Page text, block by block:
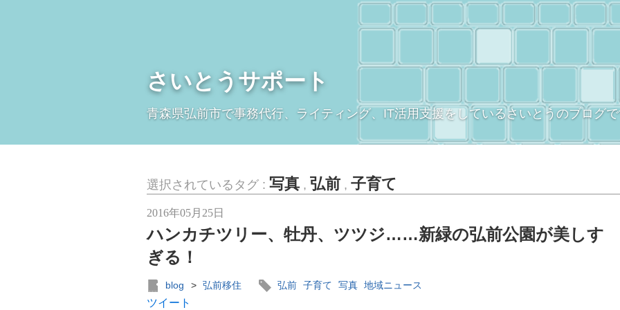
さいとうサポート
青森県弘前市で事務代行、ライティング、IT活用支援をしているさいとうのブログ
選択されているタグ : 写真 , 弘前 , 子育て
2016年05月25日
ハンカチツリー、牡丹、ツツジ……新緑の弘前公園が美しす
ぎる！
blog > 弘前移住 弘前 子育て 写真 地域ニュース
ツイート